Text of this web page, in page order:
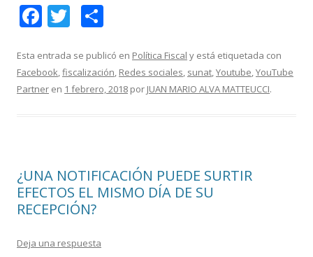
F
e
b
T
itt
er
m
p
Esta entrada se publicó en Política Fiscal y está etiquetada con
Facebook,fiscalización, Redes sociales, sunat,Youtube,YouTube
Partner en 1 febrero, 2018 por JUAN MARIO ALVA MATTEUCCI.
¿UNA NOTIFICACIÓN PUEDE SURTIR
EFECTOS EL MISMO DÍA DE SU
RECEPCIÓN?
Deja una respuesta